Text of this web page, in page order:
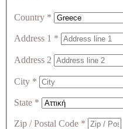
Country *
Address 1 *
Address 2
City *
State *
Zip / Postal Code *